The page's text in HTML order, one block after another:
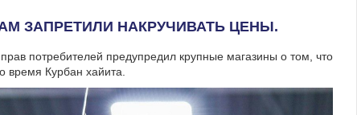
ЗАПРЕТИЛИ НАКРУЧИВАТЬ ЦЕНЫ.
потребителей предупредил крупные магазины о том, что
Курбан хайита.